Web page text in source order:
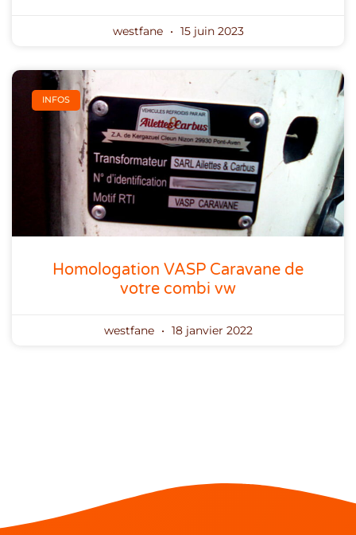
westfane 15 juin 2023
INFOS
Homologation VASP Caravane de
votre combi vw
westfane 18 janvier 2022